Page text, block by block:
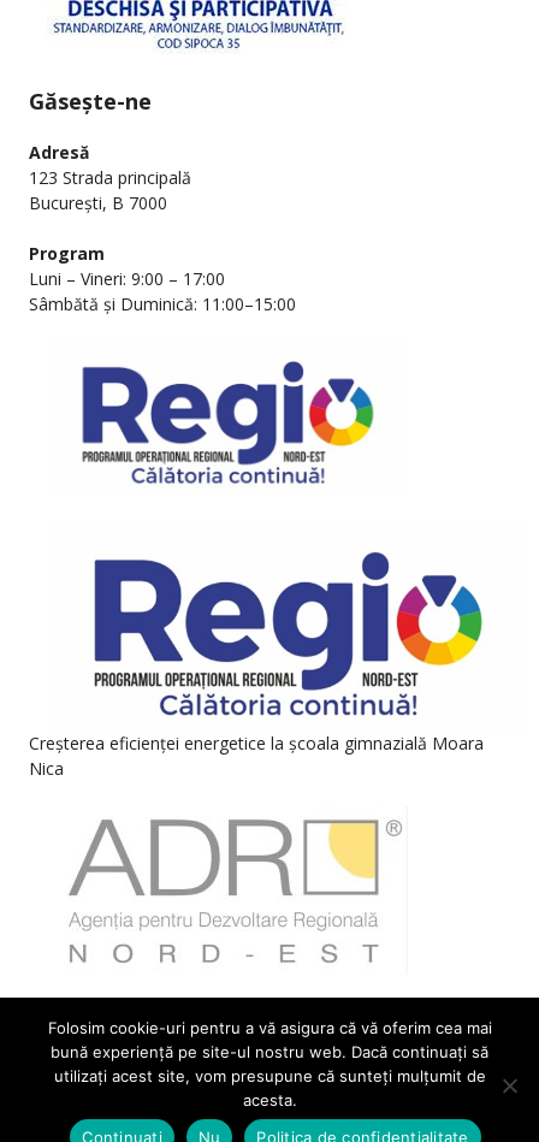
Găsește-ne
Adresă
123 Strada principală
București, B 7000
Program
Luni – Vineri: 9:00 – 17:00
Sâmbătă și Duminică: 11:00–15:00
Creșterea eficienței energetice la școala gimnazială Moara
Nica
Comuna Moara. Design realizat de
Development Group
Folosim cookie-uri pentru a vă asigura că vă oferim cea mai
bună experiență pe site-ul nostru web. Dacă continuați să
utilizați acest site, vom presupune că sunteți mulțumit de
acesta.
Continuați
Nu Politica de confidențialitate